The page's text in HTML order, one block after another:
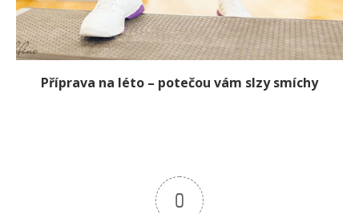
Příprava na léto – potečou vám slzy smíchy
0